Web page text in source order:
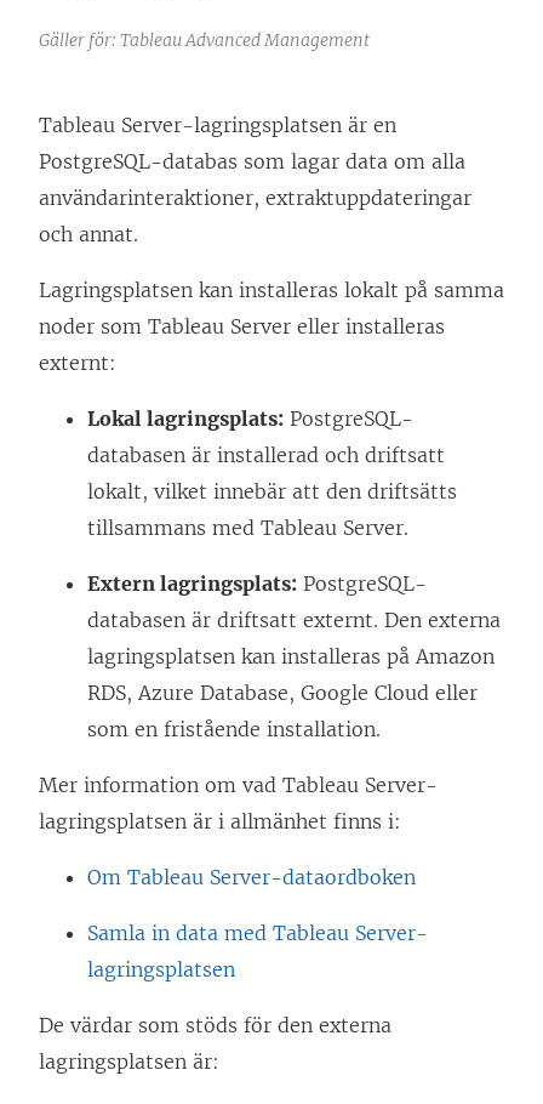
Gäller för: Tableau Advanced Management
Tableau Server-lagringsplatsen är en
PostgreSQL-databas som lagar data om alla
användarinteraktioner, extraktuppdateringar
och annat.
Lagringsplatsen kan installeras lokalt på samma
noder som Tableau Server eller installeras
externt:
Lokal lagringsplats: PostgreSQL-
databasen är installerad och driftsatt
lokalt, vilket innebär att den driftsätts
tillsammans med Tableau Server.
Extern lagringsplats: PostgreSQL-
databasen är driftsatt externt. Den externa
lagringsplatsen kan installeras på Amazon
RDS, Azure Database, Google Cloud eller
som en fristående installation.
Mer information om vad Tableau Server-
lagringsplatsen är i allmänhet finns i:
Om Tableau Server-dataordboken
Samla in data med Tableau Server-
lagringsplatsen
De värdar som stöds för den externa
lagringsplatsen är: